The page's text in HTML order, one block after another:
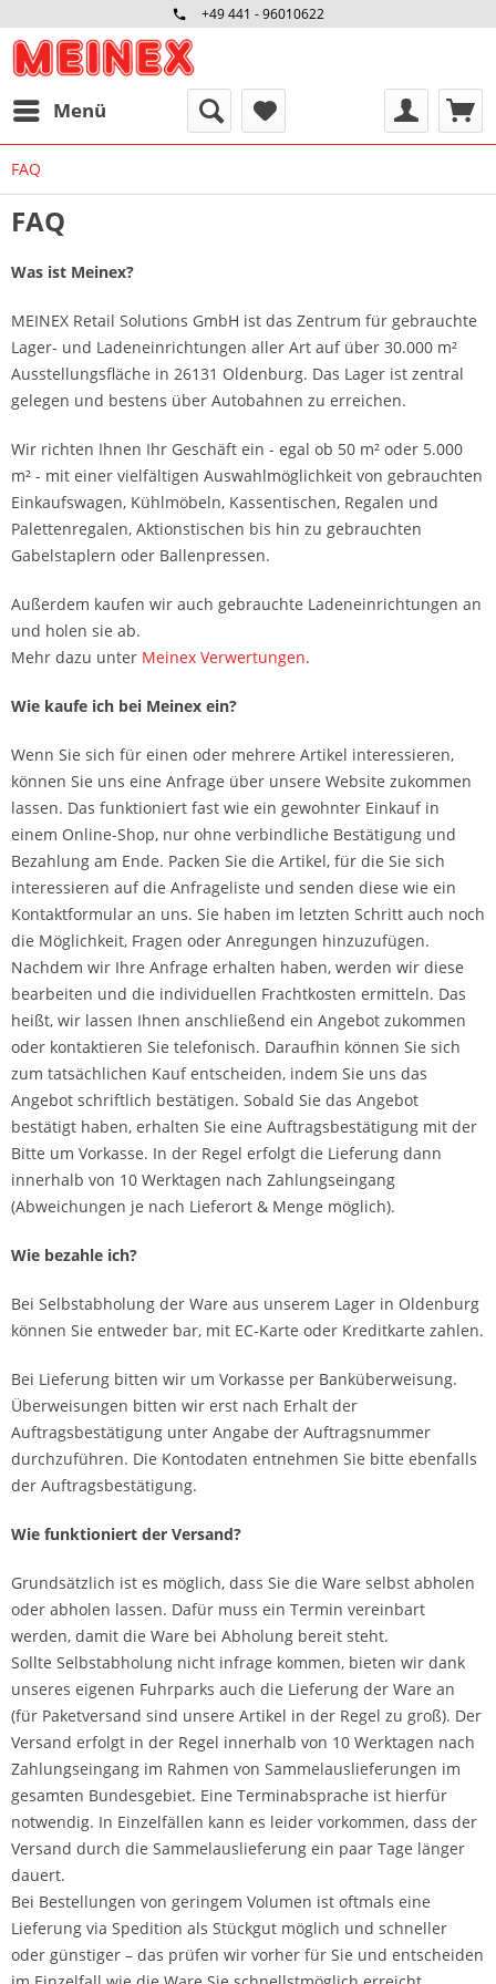
+49 441 - 96010622
Menü
FAQ
FAQ
Was ist Meinex?
MEINEX Retail Solutions GmbH ist das Zentrum für gebrauchte
Lager- und Ladeneinrichtungen aller Art auf über 30.000 m²
Ausstellungsfläche in 26131 Oldenburg. Das Lager ist zentral
gelegen und bestens über Autobahnen zu erreichen.
Wir richten Ihnen Ihr Geschäft ein - egal ob 50 m² oder 5.000
m² - mit einer vielfältigen Auswahlmöglichkeit von gebrauchten
Einkaufswagen, Kühlmöbeln, Kassentischen, Regalen und
Palettenregalen, Aktionstischen bis hin zu gebrauchten
Gabelstaplern oder Ballenpressen.
Außerdem kaufen wir auch gebrauchte Ladeneinrichtungen an
und holen sie ab.
Mehr dazu unter Meinex Verwertungen.
Wie kaufe ich bei Meinex ein?
Wenn Sie sich für einen oder mehrere Artikel interessieren,
können Sie uns eine Anfrage über unsere Website zukommen
lassen. Das funktioniert fast wie ein gewohnter Einkauf in
einem Online-Shop, nur ohne verbindliche Bestätigung und
Bezahlung am Ende. Packen Sie die Artikel, für die Sie sich
interessieren auf die Anfrageliste und senden diese wie ein
Kontaktformular an uns. Sie haben im letzten Schritt auch noch
die Möglichkeit, Fragen oder Anregungen hinzuzufügen.
Nachdem wir Ihre Anfrage erhalten haben, werden wir diese
bearbeiten und die individuellen Frachtkosten ermitteln. Das
heißt, wir lassen Ihnen anschließend ein Angebot zukommen
oder kontaktieren Sie telefonisch. Daraufhin können Sie sich
zum tatsächlichen Kauf entscheiden, indem Sie uns das
Angebot schriftlich bestätigen. Sobald Sie das Angebot
bestätigt haben, erhalten Sie eine Auftragsbestätigung mit der
Bitte um Vorkasse. In der Regel erfolgt die Lieferung dann
innerhalb von 10 Werktagen nach Zahlungseingang
(Abweichungen je nach Lieferort & Menge möglich).
Wie bezahle ich?
Bei Selbstabholung der Ware aus unserem Lager in Oldenburg
können Sie entweder bar, mit EC-Karte oder Kreditkarte zahlen.
Bei Lieferung bitten wir um Vorkasse per Banküberweisung.
Überweisungen bitten wir erst nach Erhalt der
Auftragsbestätigung unter Angabe der Auftragsnummer
durchzuführen. Die Kontodaten entnehmen Sie bitte ebenfalls
der Auftragsbestätigung.
Wie funktioniert der Versand?
Grundsätzlich ist es möglich, dass Sie die Ware selbst abholen
oder abholen lassen. Dafür muss ein Termin vereinbart
werden, damit die Ware bei Abholung bereit steht.
Sollte Selbstabholung nicht infrage kommen, bieten wir dank
unseres eigenen Fuhrparks auch die Lieferung der Ware an
(für Paketversand sind unsere Artikel in der Regel zu groß). Der
Versand erfolgt in der Regel innerhalb von 10 Werktagen nach
Zahlungseingang im Rahmen von Sammelauslieferungen im
gesamten Bundesgebiet. Eine Terminabsprache ist hierfür
notwendig. In Einzelfällen kann es leider vorkommen, dass der
Versand durch die Sammelauslieferung ein paar Tage länger
dauert.
Bei Bestellungen von geringem Volumen ist oftmals eine
Lieferung via Spedition als Stückgut möglich und schneller
oder günstiger – das prüfen wir vorher für Sie und entscheiden